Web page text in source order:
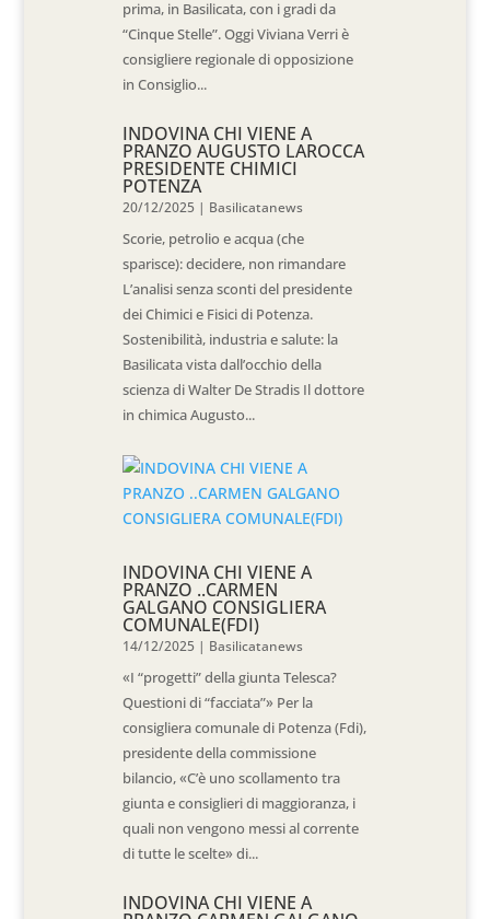
prima, in Basilicata, con i gradi da
“Cinque Stelle”. Oggi Viviana Verri è
consigliere regionale di opposizione
in Consiglio...
INDOVINA CHI VIENE A
PRANZO AUGUSTO LAROCCA
PRESIDENTE CHIMICI
POTENZA
20/12/2025 | Basilicatanews
Scorie, petrolio e acqua (che
sparisce): decidere, non rimandare
L’analisi senza sconti del presidente
dei Chimici e Fisici di Potenza.
Sostenibilità, industria e salute: la
Basilicata vista dall’occhio della
scienza di Walter De Stradis Il dottore
in chimica Augusto...
INDOVINA CHI VIENE A
PRANZO ..CARMEN
GALGANO CONSIGLIERA
COMUNALE(FDI)
14/12/2025 | Basilicatanews
«I “progetti” della giunta Telesca?
Questioni di “facciata”» Per la
consigliera comunale di Potenza (Fdi),
presidente della commissione
bilancio, «C’è uno scollamento tra
giunta e consiglieri di maggioranza, i
quali non vengono messi al corrente
di tutte le scelte» di...
INDOVINA CHI VIENE A